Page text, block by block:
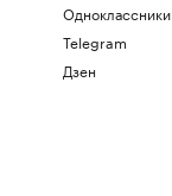
Одноклассники
Telegram
Дзен